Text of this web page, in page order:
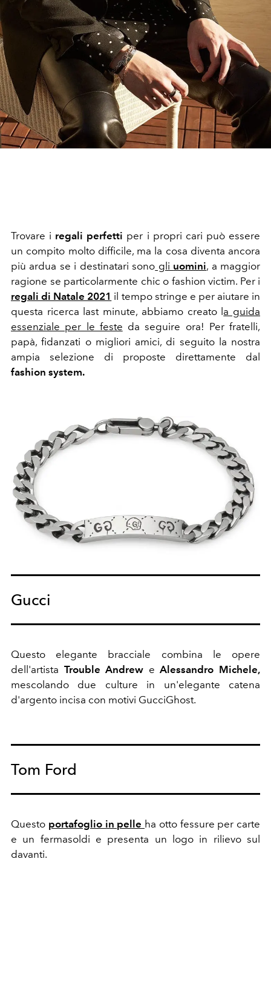
Trovare i regali perfetti per i propri cari può essere
un compito molto difficile, ma la cosa diventa ancora
più ardua se i destinatari sono gli uomini, a maggior
ragione se particolarmente chic o fashion victim. Per i
regali di Natale 2021 il tempo stringe e per aiutare in
questa ricerca last minute, abbiamo creato l a guida
essenziale per le feste da seguire ora! Per fratelli,
papà, fidanzati o migliori amici, di seguito la nostra
ampia selezione di proposte direttamente dal
fashion system.
Gucci
Questo elegante bracciale combina le opere
dell'artista Trouble Andrew eAlessandro Michele,
mescolando due culture in un'elegante catena
d'argento incisa con motivi GucciGhost.
Tom Ford
Questo portafoglio in pelle ha otto fessure per carte
e un fermasoldi e presenta un logo in rilievo sul
davanti.